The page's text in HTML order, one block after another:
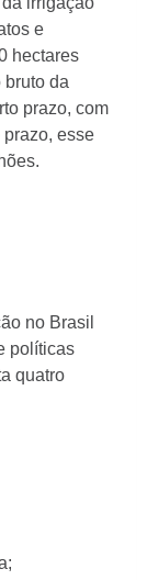
e
hectares
da
prazo, com
esse
no Brasil
políticas
quatro